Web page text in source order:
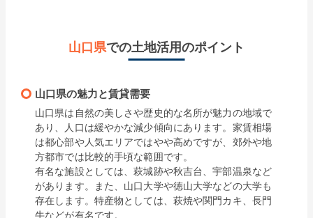
山口県での土地活用のポイント
山口県の魅力と賃貸需要
山口県は自然の美しさや歴史的な名所が魅力の地域で
あり、人口は緩やかな減少傾向にあります。家賃相場
は都心部や人気エリアではやや高めですが、郊外や地
方都市では比較的手頃な範囲です。
有名な施設としては、萩城跡や秋吉台、宇部温泉など
があります。また、山口大学や徳山大学などの大学も
存在します。特産物としては、萩焼や関門カキ、長門
牛などが有名です。